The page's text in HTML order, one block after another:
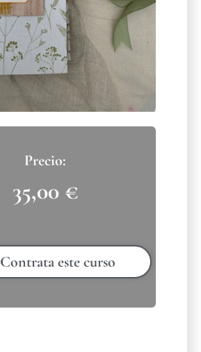
35,00 €
Contrata este curso